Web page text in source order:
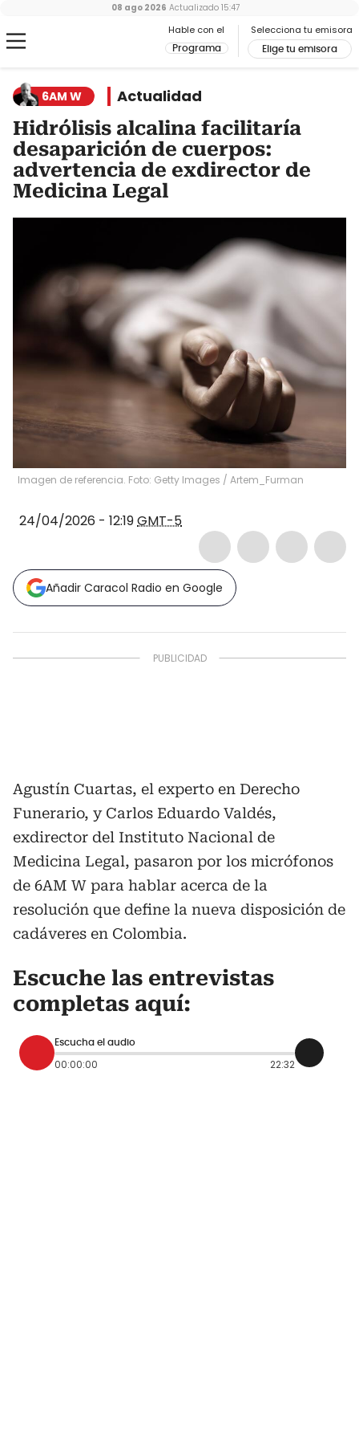
Hable con el
Programa
Selecciona tu emisora
Elige tu emisora
08 ago 2026 Actualizado 15:47
6AM W Actualidad
Hidrólisis alcalina facilitaría
desaparición de cuerpos:
advertencia de exdirector de
Medicina Legal
Imagen de referencia. Foto: Getty Images / Artem_Furman
24/04/2026 - 12:19GMT-5
Añadir Caracol Radio en Google
Agustín Cuartas, el experto en Derecho
Funerario, y Carlos Eduardo Valdés,
exdirector del Instituto Nacional de
Medicina Legal, pasaron por los micrófonos
de 6AM W para hablar acerca de la
resolución que define la nueva disposición de
cadáveres en Colombia.
Escuche las entrevistas
completas aquí:
Escucha el audio
00:00:00 22:32